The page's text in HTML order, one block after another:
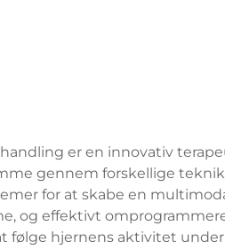
er en innovativ
gennem forskellige
for at skabe en
og effektivt
følge hjernens aktivitet